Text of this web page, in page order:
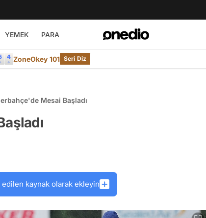
YEMEK PARA
ZoneOkey 101 Seri Diz
Mesai Başladı
edilen kaynak olarak ekleyin